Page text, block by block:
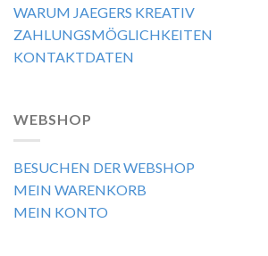
WARUM JAEGERS KREATIV
ZAHLUNGSMÖGLICHKEITEN
KONTAKTDATEN
WEBSHOP
BESUCHEN DER WEBSHOP
MEIN WARENKORB
MEIN KONTO